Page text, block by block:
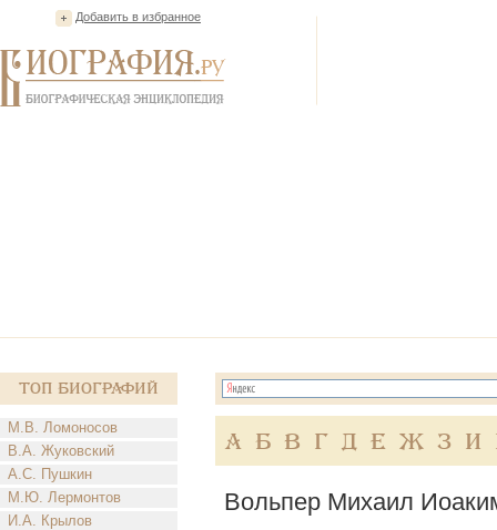
Добавить в избранное
Топ Биографий
М.В. Ломоносов
В.А. Жуковский
А.С. Пушкин
М.Ю. Лермонтов
И.А. Крылов
А Б В Г Д Е Ж З И
Вольпер Михаил